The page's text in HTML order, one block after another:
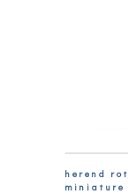
herend
miniature